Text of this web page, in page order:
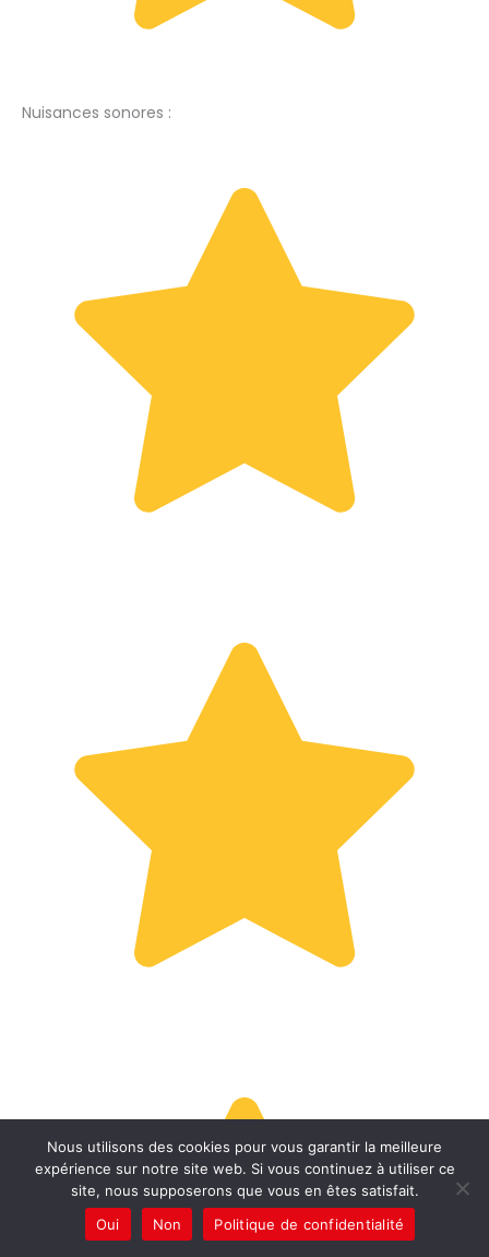
Nuisances sonores :
Nous utilisons des cookies pour vous garantir la meilleure
expérience sur notre site web. Si vous continuez à utiliser ce
site, nous supposerons que vous en êtes satisfait.
Oui
Non Politique de confidentialité